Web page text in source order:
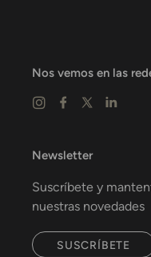
Nos vemos en las
Newsletter
Suscríbete y
nuestras novedades
SUSCRÍBETE